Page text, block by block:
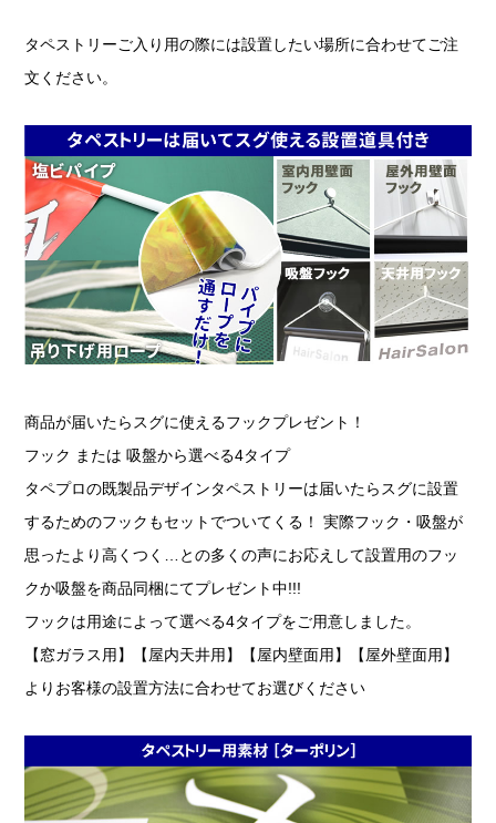
タペストリーご入り用の際には設置したい場所に合わせてご注
文ください。
商品が届いたらスグに使えるフックプレゼント！
フック または 吸盤から選べる4タイプ
タペプロの既製品デザインタペストリーは届いたらスグに設置
するためのフックもセットでついてくる！ 実際フック・吸盤が
思ったより高くつく…との多くの声にお応えして設置用のフッ
クか吸盤を商品同梱にてプレゼント中!!!
フックは用途によって選べる4タイプをご用意しました。
【窓ガラス用】【屋内天井用】【屋内壁面用】【屋外壁面用】
よりお客様の設置方法に合わせてお選びください